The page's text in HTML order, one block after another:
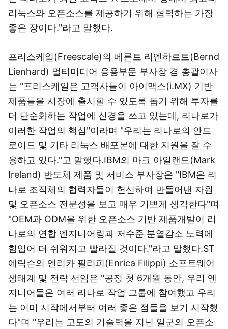
리눅스와 오픈소스를 제공하기 위해 협력하는 가장
좋은 장이다."라고 말했다.
프리스케일(Freescale)의 베른트 리엔하르트(Bernd
Lienhard) 멀티미디어 응용부문 부사장 겸 총괄이사
는 "프리스케일은 고객사들이 아이맥스(i.MX) 기반
제품들을 시장에 출시할 수 있도록 돕기 위해 투자를
더 단순화하는 작업에 신경을 쓰고 있는데, 리나로가
이러한 작업의 핵심"이라며 "우리는 리나로의 안드
로이드 및 기타 리눅스 배포본에 대한 지원을 잘 수
용하고 있다."고 말했다.IBM의 마크 아일랜드(Mark
Ireland) 반도체 제품 및 서비스 부사장은 "IBM은 리
나로 조직체의 협력자들이 헌신하여 만들어낸 자원
및 오픈소스 전문성을 보고 매우 기쁘게 생각한다"며
"OEM과 ODM을 위한 오픈소스 기반 제품개발이 리
나로의 연합 엔지니어링과 저수준 분열감소 노력에
힘입어 더 쉬워지고 빨라질 것이다."라고 말했다.ST
에릭슨의 엔리카 필리피(Enrica Filippi) 소프트웨어
생태계 및 전략 선임은 "공정 첫 6개월 동안, 우리 엔
지니어들은 여러 리나로 작업 그룹에 참여했고 우리
는 이미 시작에서부터 여러 좋은 점들을 보기 시작했
다"며 "우리는 고도의 기술력을 지닌 일군의 오픈소